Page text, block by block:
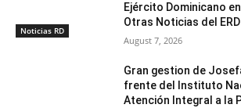
Noticias RD
Ejército Dominicano
Otras Noticias del ERD
August 7, 2026
Gran gestion de
frente del Instituto
Atención Integral a la